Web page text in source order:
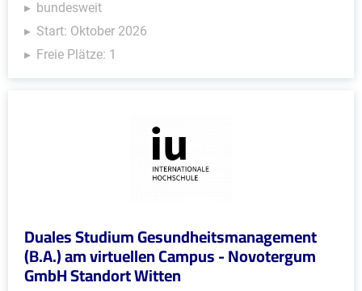
bundesweit
Start: Oktober 2026
Freie Plätze: 1
Duales Studium Gesundheitsmanagement
(B.A.) am virtuellen Campus - Novotergum
GmbH Standort Witten